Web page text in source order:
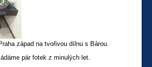
západ na tvořivou dílnu s Bárou.
pár fotek z minulých let.